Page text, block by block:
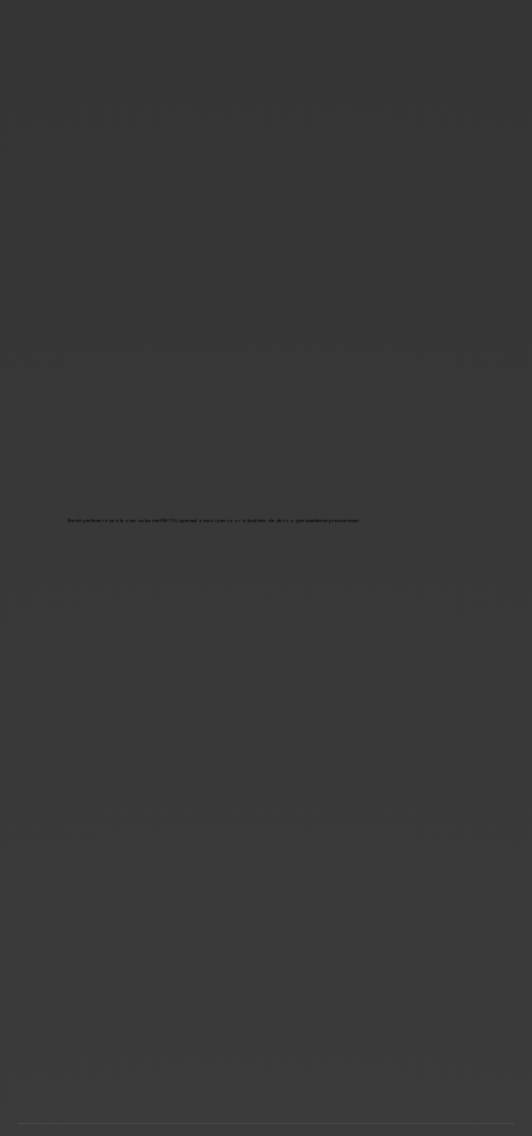
Bereik perfecte controle over uw las met RB-TIG, speciaal ontworpen voor industrieën die de hoogste kwaliteit en precisie eisen.